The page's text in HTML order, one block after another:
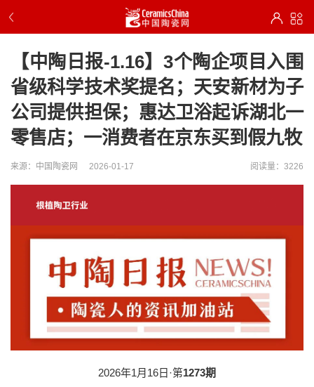
【中陶日报-1.16】3个陶企项目入围
省级科学技术奖提名；天安新材为子
公司提供担保；惠达卫浴起诉湖北一
零售店；一消费者在京东买到假九牧
来源：中国陶瓷网 2026-01-17 阅读量：3226
2026年1月16日·第1273期